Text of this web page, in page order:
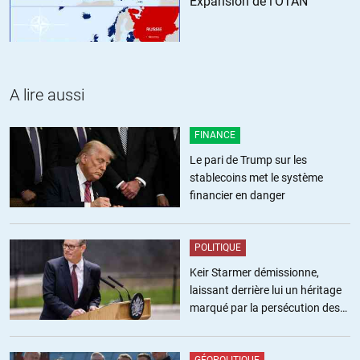
du recyclage de sous-produits de cette industrie mortelle pour
longtemps
et contient donc des radionucléides AUTRES que d’extraction.
comme l’agent orange et autres poisons
ALERTER
Dans les années 90, les USA ont fait des munitions avec un uranium
appauvri issus du retraitement du combustible usagé des centrales
nucléaires. Il contenait des éléments radioactifs en quantité notable.
Le terme d’uranium appauvri est donc trompeur. Je ne sais pas si ils
sont passés à l’uranium appauvri issus de l’uranium naturel,, mais
c’est quand même vraisemblable. Comme beaucoup de métaux
lourds, l’uranium est un poison extrêmement toxique et mutagène,
A lire aussi
FINANCE
Le pari de Trump sur les
stablecoins met le système
financier en danger
POLITIQUE
Keir Starmer démissionne,
laissant derrière lui un héritage
marqué par la persécution des